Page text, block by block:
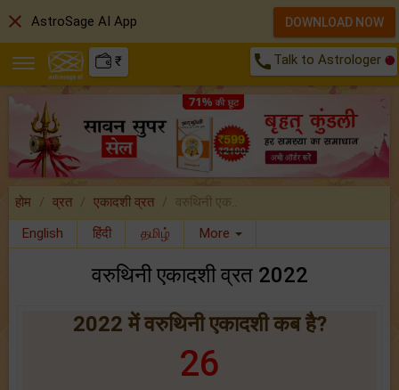
₹ call Talk to Astrologer
होम व्रत एकादशी व्रत
वरुथिनी एक..
English
हिंदी தமிழ் More
वरुथिनी एकादशी व्रत 2022
2022 में वरुथिनी एकादशी कब है?
26
close AstroSage AI App DOWNLOAD NOW